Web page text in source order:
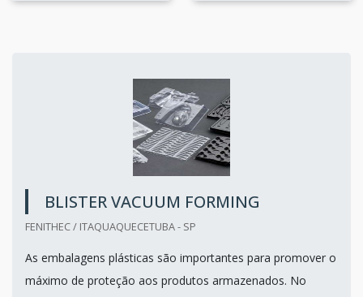
BLISTER VACUUM FORMING
FENITHEC / ITAQUAQUECETUBA - SP
As embalagens plásticas são importantes para promover o
máximo de proteção aos produtos armazenados. No